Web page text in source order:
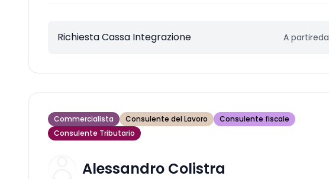
Richiesta Cassa Integrazione A partireda
Commercialista Consulente del Lavoro
Consulente fiscale
Consulente Tributario
Alessandro Colistra